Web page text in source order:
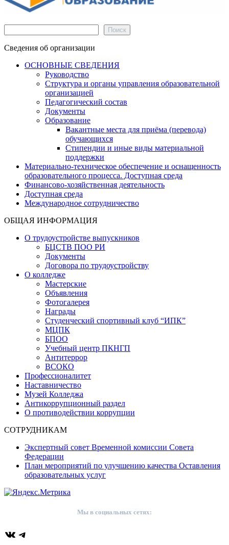
Поиск
Сведения об организации
ОСНОВНЫЕ СВЕДЕНИЯ
Руководство
Структура и органы управления образовательной
организацией
Педагогический состав
Документы
Образование
Вакантные места для приёма (перевода)
обучающихся
Стипендии и иные виды материальной
поддержки
Материально-техническое обеспечение и оснащенность
образовательного процесса. Доступная среда
Финансово-хозяйственная деятельность
Доступная среда
Международное сотрудничество
ОБЩАЯ ИНФОРМАЦИЯ
О трудоустройстве выпускников
БЦСТВ ПОО РИ
Документы
Договора по трудоустройству
О колледже
Мастерские
Объявления
Фотогалерея
Награды
Студенческий спортивный клуб “ИПК”
МЦПК
БПОО
Учебный центр ПКНГП
Антитеррор
ВСОКО
Профессионалитет
Наставничество
Музей Колледжа
Антикоррупционный раздел
О противодействии коррупции
СОТРУДНИКАМ
Экспертный совет Временной комиссии Совета
Федерации
План мероприятий по улучшению качества Оставления
образовательных услуг
Мы в социальных сетях:
ВКонтакте
Telegram